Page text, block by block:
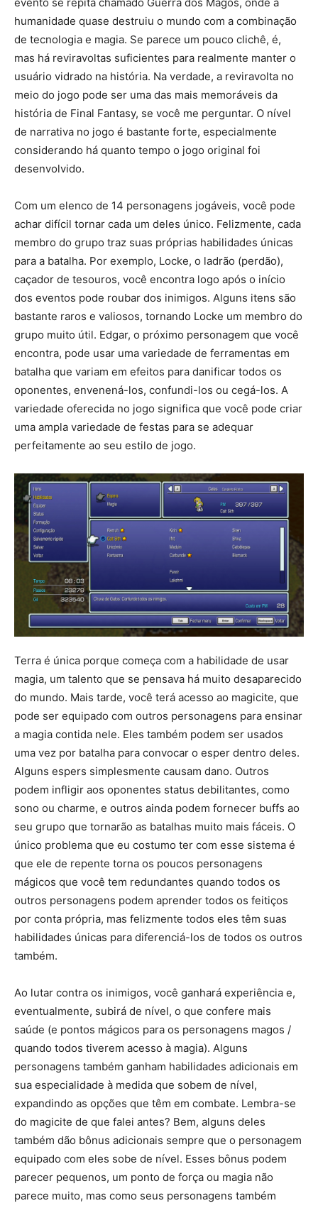
humanidade quase destruiu o mundo com a combinação
de tecnologia e magia. Se parece um pouco clichê, é,
mas há reviravoltas suficientes para realmente manter o
usuário vidrado na história. Na verdade, a reviravolta no
meio do jogo pode ser uma das mais memoráveis ​​da
história de Final Fantasy, se você me perguntar. O nível
de narrativa no jogo é bastante forte, especialmente
considerando há quanto tempo o jogo original foi
desenvolvido.
Com um elenco de 14 personagens jogáveis, você pode
achar difícil tornar cada um deles único. Felizmente, cada
membro do grupo traz suas próprias habilidades únicas
para a batalha. Por exemplo, Locke, o ladrão (perdão),
caçador de tesouros, você encontra logo após o início
dos eventos pode roubar dos inimigos. Alguns itens são
bastante raros e valiosos, tornando Locke um membro do
grupo muito útil. Edgar, o próximo personagem que você
encontra, pode usar uma variedade de ferramentas em
batalha que variam em efeitos para danificar todos os
oponentes, envenená-los, confundi-los ou cegá-los. A
variedade oferecida no jogo significa que você pode criar
uma ampla variedade de festas para se adequar
perfeitamente ao seu estilo de jogo.
Terra é única porque começa com a habilidade de usar
magia, um talento que se pensava há muito desaparecido
do mundo. Mais tarde, você terá acesso ao magicite, que
pode ser equipado com outros personagens para ensinar
a magia contida nele. Eles também podem ser usados ​​
uma vez por batalha para convocar o esper dentro deles.
Alguns espers simplesmente causam dano. Outros
podem infligir aos oponentes status debilitantes, como
sono ou charme, e outros ainda podem fornecer buffs ao
seu grupo que tornarão as batalhas muito mais fáceis. O
único problema que eu costumo ter com esse sistema é
que ele de repente torna os poucos personagens
mágicos que você tem redundantes quando todos os
outros personagens podem aprender todos os feitiços
por conta própria, mas felizmente todos eles têm suas
habilidades únicas para diferenciá-los de todos os outros
também.
Ao lutar contra os inimigos, você ganhará experiência e,
eventualmente, subirá de nível, o que confere mais
saúde (e pontos mágicos para os personagens magos /
quando todos tiverem acesso à magia). Alguns
personagens também ganham habilidades adicionais em
sua especialidade à medida que sobem de nível,
expandindo as opções que têm em combate. Lembra-se
do magicite de que falei antes? Bem, alguns deles
também dão bônus adicionais sempre que o personagem
equipado com eles sobe de nível. Esses bônus podem
parecer pequenos, um ponto de força ou magia não
parece muito, mas como seus personagens também